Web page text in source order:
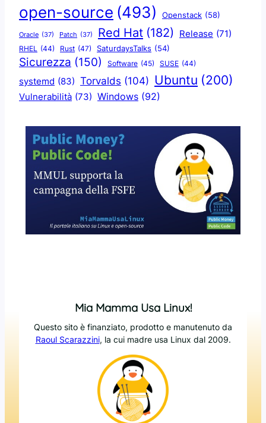
open-source (493) Openstack (58)
Oracle (37) Patch (37) Red Hat (182) Release (71)
RHEL (44) Rust (47) SaturdaysTalks (54)
Sicurezza (150) Software (45) SUSE (44)
systemd (83) Torvalds (104) Ubuntu (200)
Vulnerabilità (73) Windows (92)
Mia Mamma Usa Linux!
Questo sito è finanziato, prodotto e manutenuto da
Raoul Scarazzini, la cui madre usa Linux dal 2009.